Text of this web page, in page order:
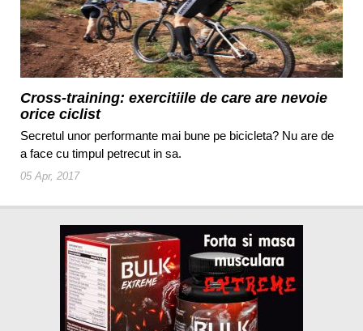
Cross-training: exercitiile de care are nevoie
orice ciclist
Secretul unor performante mai bune pe bicicleta? Nu are de
a face cu timpul petrecut in sa.
05 Apr, 2017